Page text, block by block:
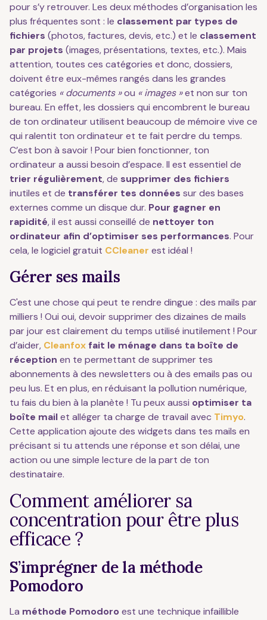
pour s’y retrouver. Les deux méthodes d’organisation les
plus fréquentes sont : le classement par types de
fichiers (photos, factures, devis, etc.) et le classement
par projets (images, présentations, textes, etc.). Mais
attention, toutes ces catégories et donc, dossiers,
doivent être eux-mêmes rangés dans les grandes
catégories « documents »ou « images »et non sur ton
bureau. En effet, les dossiers qui encombrent le bureau
de ton ordinateur utilisent beaucoup de mémoire vive ce
qui ralentit ton ordinateur et te fait perdre du temps.
C’est bon à savoir ! Pour bien fonctionner, ton
ordinateur a aussi besoin d’espace. Il est essentiel de
trier régulièrement, de supprimer des fichiers
inutiles et de transférer tes données sur des bases
externes comme un disque dur. Pour gagner en
rapidité, il est aussi conseillé de nettoyer ton
ordinateur afin d’optimiser ses performances. Pour
cela, le logiciel gratuit CCleaner est idéal !
Gérer ses mails
C'est une chose qui peut te rendre dingue : des mails par
milliers ! Oui oui, devoir supprimer des dizaines de mails
par jour est clairement du temps utilisé inutilement ! Pour
d’aider, Cleanfox fait le ménage dans ta boîte de
réception en te permettant de supprimer tes
abonnements à des newsletters ou à des emails pas ou
peu lus. Et en plus, en réduisant la pollution numérique,
tu fais du bien à la planète ! Tu peux aussi optimiser ta
boîte mailet alléger ta charge de travail avec Timyo.
Cette application ajoute des widgets dans tes mails en
précisant si tu attends une réponse et son délai, une
action ou une simple lecture de la part de ton
destinataire.
Comment améliorer sa
concentration pour être plus
efficace ?
S’imprégner de la méthode
Pomodoro
La méthode Pomodoroest une technique infaillible